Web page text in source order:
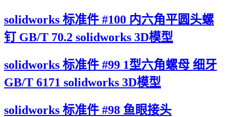
solidworks 标准件 #100 内六角平圆头螺
钉 GB/T 70.2 solidworks 3D模型
solidworks 标准件 #99 1型六角螺母 细牙
GB/T 6171 solidworks 3D模型
solidworks 标准件 #98 鱼眼接头